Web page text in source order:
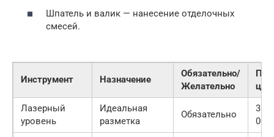
Шпатель и валик — нанесение отделочных
смесей.
Инструмент Назначение
Обязательно/
Желательно
Лазерный
уровень
Идеальная
разметка
Обязательно
3
000